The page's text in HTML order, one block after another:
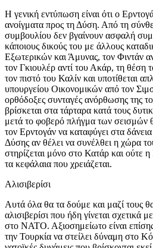
Η γενική εντύπωση είναι ότι ο
ανοίγματα προς τη Δύση. Από τη
συμβουλίου δεν βγαίνουν ασφαλή
κάποιους δικούς του με άλλους
Εξωτερικών και Άμυνας, τον Φιντάν
τον Γκιουλέρ αντί του Ακάρ, τη θέση
τον πιστό του Καλίν και υποτίθεται
υπουργείου Οικονομικών από τον
ορθόδοξες συνταγές ανόρθωσης της
βρίσκεται στα τάρταρα κατά τους
μετά το φοβερό πλήγμα των σεισμών
τον Ερντογάν να καταφύγει στα δάνεια
Δύσης αν θέλει να συνέλθει η χώρα
στηρίζεται μόνο στο Κατάρ και ούτε
τα κεφάλαια που χρειάζεται.
Αλισιβερίσι
Αυτά όλα θα τα δούμε και μαζί τους
αλισιβερίσι που ήδη γίνεται σχετικά
στο ΝΑΤΟ. Αξιοσημείωτο είναι
την Τουρκία να στείλει δύναμη στο